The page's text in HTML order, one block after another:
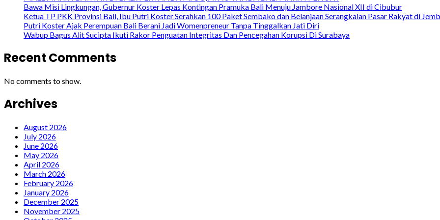
Bawa Misi Lingkungan, Gubernur Koster Lepas Kontingan Pramuka Bali Menuju Jambore Nasional XII di Cibubur
Ketua TP PKK Provinsi Bali, Ibu Putri Koster Serahkan 100 Paket Sembako dan Belanjaan Serangkaian Pasar Rakyat di
Putri Koster Ajak Perempuan Bali Berani Jadi Womenpreneur Tanpa Tinggalkan Jati Diri
Wabup Bagus Alit Sucipta Ikuti Rakor Penguatan Integritas Dan Pencegahan Korupsi Di Surabaya
Recent Comments
No comments to show.
Archives
August 2026
July 2026
June 2026
May 2026
April 2026
March 2026
February 2026
January 2026
December 2025
November 2025